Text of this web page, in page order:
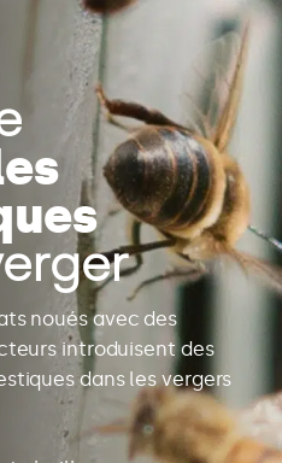
noués avec des
introduisent des
dans les vergers